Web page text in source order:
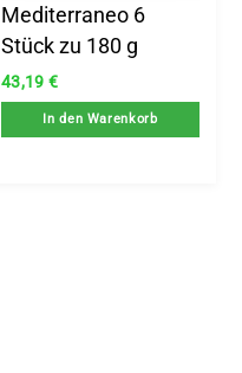
Mediterraneo 6
Stück zu 180 g
43,19 €
In den Warenkorb